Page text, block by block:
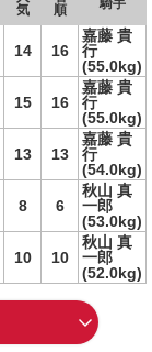
気
順
騎手
14 16
嘉藤 貴
行
(55.0kg)
15 16
嘉藤 貴
行
(55.0kg)
13 13
嘉藤 貴
行
(54.0kg)
8 6
秋山 真
一郎
(53.0kg)
10 10
秋山 真
一郎
(52.0kg)